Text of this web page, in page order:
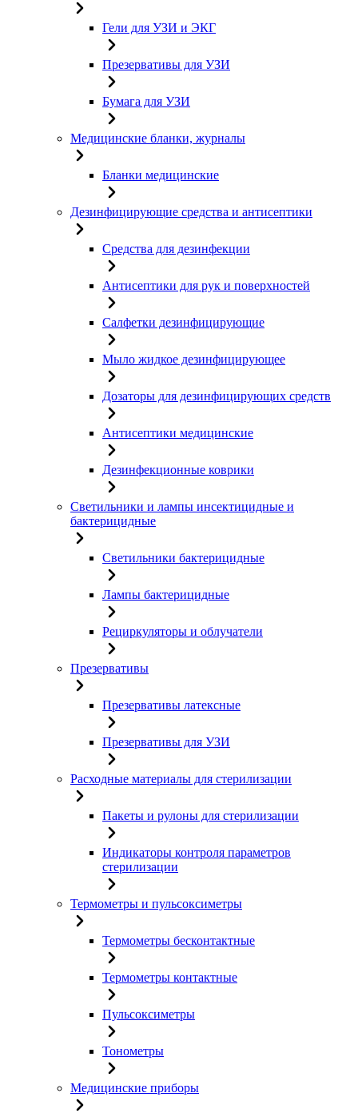
Гели для УЗИ и ЭКГ
Презервативы для УЗИ
Бумага для УЗИ
Медицинские бланки, журналы
Бланки медицинские
Дезинфицирующие средства и антисептики
Средства для дезинфекции
Антисептики для рук и поверхностей
Салфетки дезинфицирующие
Мыло жидкое дезинфицирующее
Дозаторы для дезинфицирующих средств
Антисептики медицинские
Дезинфекционные коврики
Светильники и лампы инсектицидные и
бактерицидные
Светильники бактерицидные
Лампы бактерицидные
Рециркуляторы и облучатели
Презервативы
Презервативы латексные
Презервативы для УЗИ
Расходные материалы для стерилизации
Пакеты и рулоны для стерилизации
Индикаторы контроля параметров
стерилизации
Термометры и пульсоксиметры
Термометры бесконтактные
Термометры контактные
Пульсоксиметры
Тонометры
Медицинские приборы